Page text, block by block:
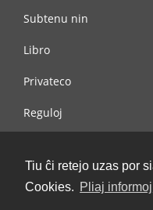
Tiu ĉi retejo uzas por
Cookies. Pliaj informoj
Subtenu nin
Libro
Privateco
Reguloj